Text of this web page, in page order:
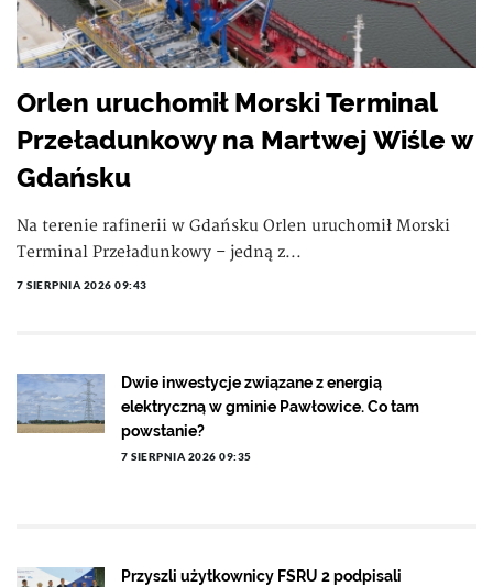
Orlen uruchomił Morski Terminal
Przeładunkowy na Martwej Wiśle w
Gdańsku
Na terenie rafinerii w Gdańsku Orlen uruchomił Morski
Terminal Przeładunkowy – jedną z...
7 SIERPNIA 2026 09:43
Dwie inwestycje związane z energią
elektryczną w gminie Pawłowice. Co tam
powstanie?
7 SIERPNIA 2026 09:35
Przyszli użytkownicy FSRU 2 podpisali